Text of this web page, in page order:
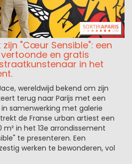
zijn "Cœur Sensible": een
en gratis
in het
wereldwijd bekend om zijn
terug naar Parijs met een
samenwerking met galerie
de Franse urban artiest een
in het 13e arrondissement
te presenteren. Een
werken te bewonderen, vol